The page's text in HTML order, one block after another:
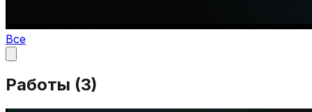
Все
Работы (3)